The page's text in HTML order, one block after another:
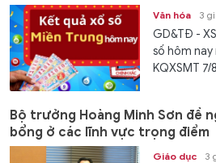
Văn hóa 3
GD&TĐ -
số hôm nay
KQXSMT
Bộ trưởng Hoàng Minh Sơn đề
bổng ở các lĩnh vực trọng điểm
Giáo dục 3